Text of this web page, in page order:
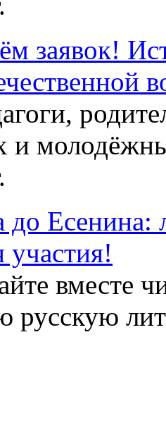
заявок!
и
Есенина:
вместе
русскую